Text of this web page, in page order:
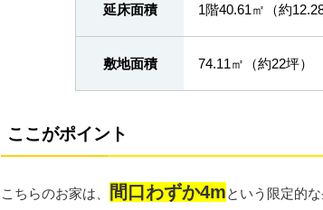
延床面積 1階40.61㎡（約
敷地面積 74.11㎡（約22坪）
ここがポイント
こちらのお家は、 間口わずか4mという限定的